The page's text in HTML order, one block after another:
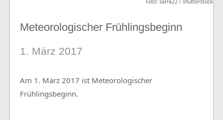
Meteorologischer Frühlingsbeginn
1. März 2017
Am 1. März 2017 ist Meteorologischer
Frühlingsbeginn.